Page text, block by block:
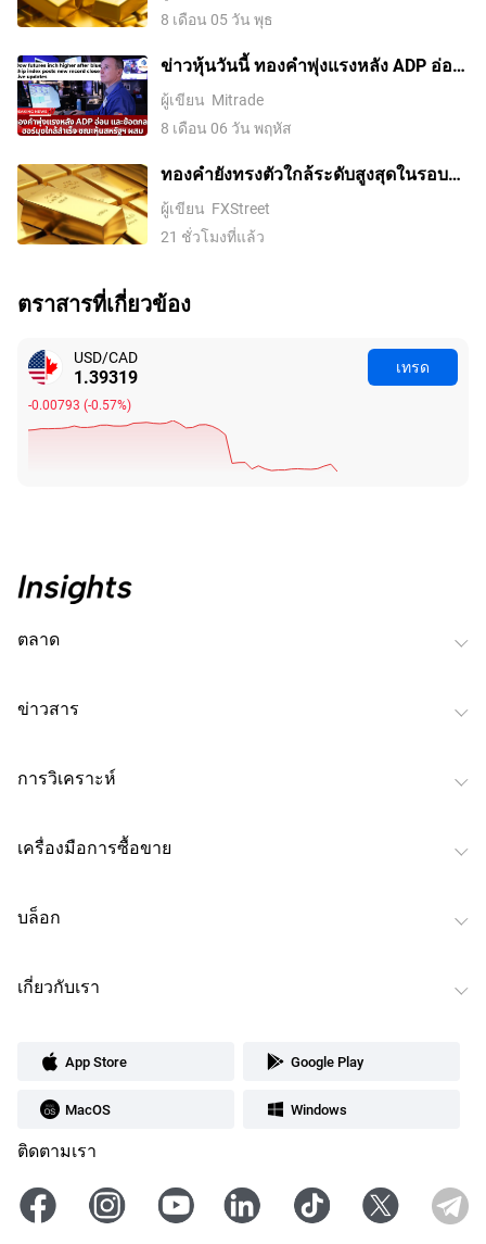
สหรัฐอ่อนค่าลงจากความหวังในข้อตกลง
อิหร่านและการเก็งการขึ้นดอกเบี้ยของ
เฟดที่ลดลง
8 เดือน 05 วัน พุธ
ข่าวหุ้นวันนี้ ทองคำพุ่งแรงหลัง ADP อ่อน
และข้อตกลงฮอร์มุซใกล้สำเร็จ ขณะหุ้น
สหรัฐฯ ผสม
ผู้เขียน Mitrade
8 เดือน 06 วัน พฤหัส
ทองคำยังทรงตัวใกล้ระดับสูงสุดในรอบ
เจ็ดสัปดาห์ ตลาดรอดีลช่องแคบฮอร์มุซ
ผู้เขียน FXStreet
21 ชั่วโมงที่แล้ว
ตราสารที่เกี่ยวข้อง
USD/CAD
1.39319
-0.00793 (-0.57%)
เทรด
ตลาด
ข่าวสาร
การวิเคราะห์
เครื่องมือการซื้อขาย
บล็อก
เกี่ยวกับเรา
App Store Google Play
MacOS Windows
ติดตามเรา